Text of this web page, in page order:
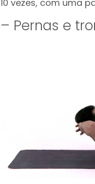
10 vezes, com uma
– Pernas e